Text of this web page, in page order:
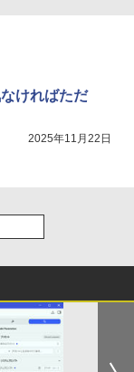
ければただ
2025年11月22日